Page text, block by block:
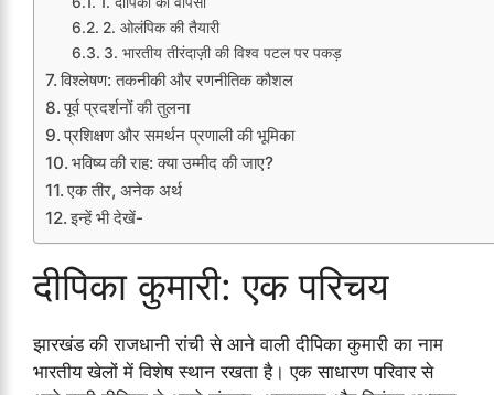
2. ओलंपिक की तैयारी
3. भारतीय तीरंदाज़ी की विश्व पटल पर पकड़
विश्लेषण: तकनीकी और रणनीतिक कौशल
पूर्व प्रदर्शनों की तुलना
प्रशिक्षण और समर्थन प्रणाली की भूमिका
भविष्य की राह: क्या उम्मीद की जाए?
एक तीर, अनेक अर्थ
इन्हें भी देखें-
दीपिका कुमारी: एक परिचय
झारखंड की राजधानी रांची से आने वाली दीपिका कुमारी का नाम
भारतीय खेलों में विशेष स्थान रखता है। एक साधारण परिवार से